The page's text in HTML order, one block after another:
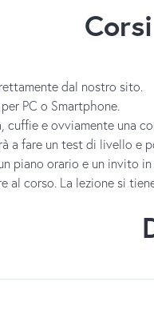
dal nostro sito.
per PC o Smartphone.
e ovviamente una
a fare un test di livello e
piano orario e un invito in
al corso. La lezione si